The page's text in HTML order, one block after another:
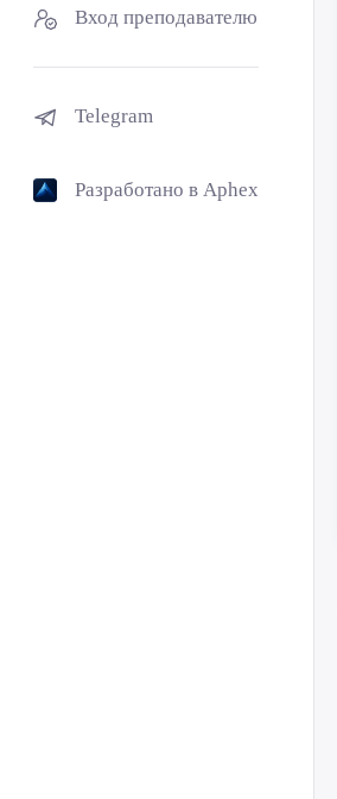
Вход преподавателю
Telegram
Разработано в Aphex